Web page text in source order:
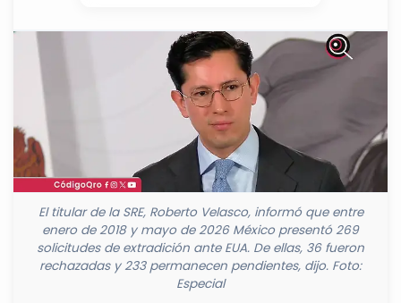
El titular de la SRE, Roberto Velasco, informó que entre
enero de 2018 y mayo de 2026 México presentó 269
solicitudes de extradición ante EUA. De ellas, 36 fueron
rechazadas y 233 permanecen pendientes, dijo. Foto:
Especial